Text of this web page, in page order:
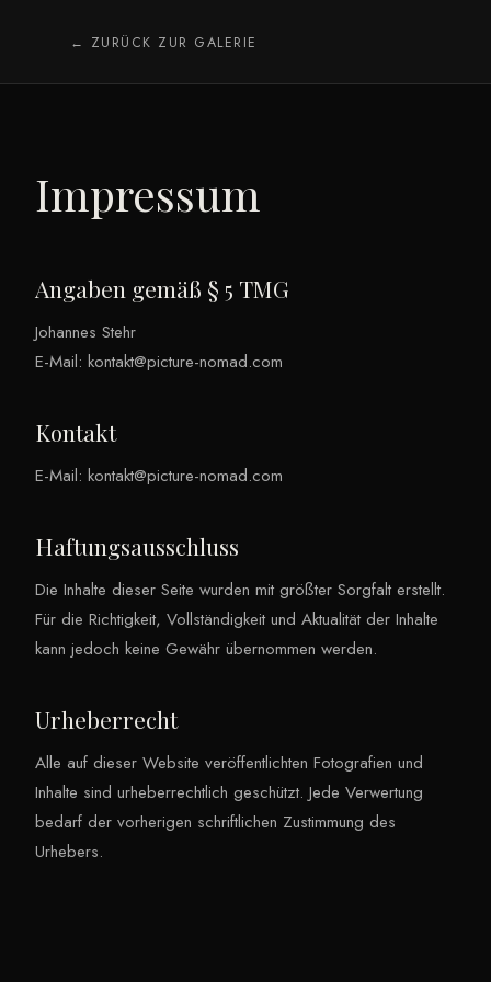
← ZURÜCK ZUR GALERIE
Impressum
Angaben gemäß § 5 TMG
Johannes Stehr
E-Mail: kontakt@picture-nomad.com
Kontakt
E-Mail: kontakt@picture-nomad.com
Haftungsausschluss
Die Inhalte dieser Seite wurden mit größter Sorgfalt erstellt.
Für die Richtigkeit, Vollständigkeit und Aktualität der Inhalte
kann jedoch keine Gewähr übernommen werden.
Urheberrecht
Alle auf dieser Website veröffentlichten Fotografien und
Inhalte sind urheberrechtlich geschützt. Jede Verwertung
bedarf der vorherigen schriftlichen Zustimmung des
Urhebers.